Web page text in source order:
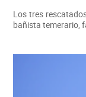
Los tres
bañista temerario,